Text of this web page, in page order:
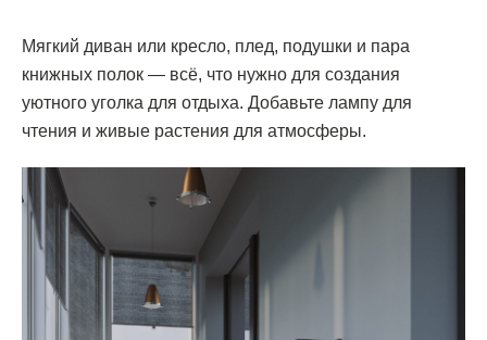
Мягкий диван или кресло, плед, подушки и пара
книжных полок — всё, что нужно для создания
уютного уголка для отдыха. Добавьте лампу для
чтения и живые растения для атмосферы.